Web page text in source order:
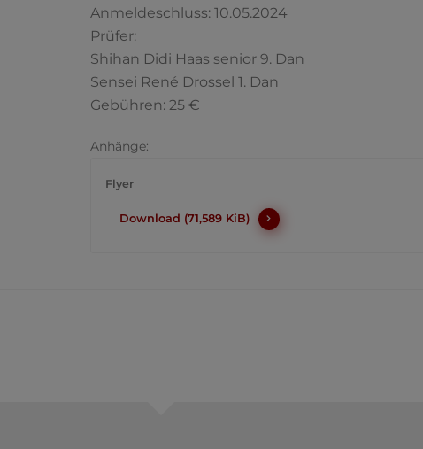
Anmeldeschluss: 10.05.2024
Prüfer:
Shihan Didi Haas senior 9. Dan
Sensei René Drossel 1. Dan
Gebühren: 25 €
Anhänge:
Flyer
Download (71,589 KiB)